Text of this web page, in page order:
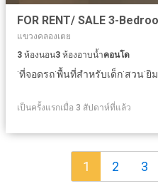
แขวงคลองเตย
3 ห้องนอน3 ห้องอาบน้ำคอนโด
·ที่จอดรถ·พื้นที่สำหรับเด็ก·สวน·ยิม
เป็นครั้งแรกเมื่อ 3 สัปดาห์ที่แล้ว
1 2 3